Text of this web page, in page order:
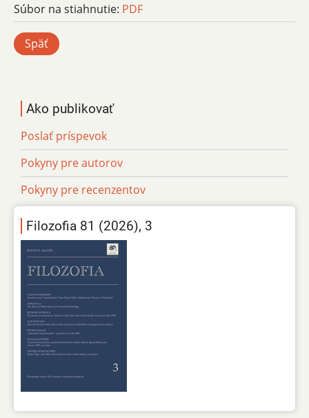
Súbor na stiahnutie: PDF
Späť
Ako publikovať
Poslať príspevok
Pokyny pre autorov
Pokyny pre recenzentov
Filozofia 81 (2026), 3